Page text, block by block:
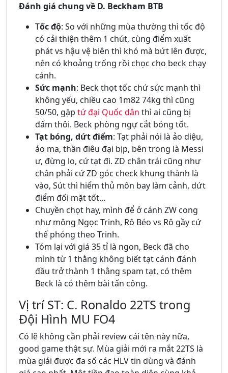
Đánh giá chung về D. Beckham BTB
Tốc độ: So với những mùa thường thì tốc độ
có cải thiện thêm 1 chút, cùng điểm xuất
phát vs hậu vệ biên thì khó mà bứt lên được,
nên có khoảng trống rồi chọc cho beck chạy
cánh.
Sức mạnh: Beck thọt tốc chứ sức mạnh thì
không yếu, chiều cao 1m82 74kg thì cũng
50/50, gặp tứ đại Quốc dân thì ai cũng bị
đấm thôi. Beck phòng ngự cắt bóng tốt.
Tạt bóng, dứt điểm: Tạt phải nói là ảo diệu,
ảo ma, thần điêu đại bịp, bên trong là Messi
ư, đừng lo, cứ tạt đi. ZD chân trái cũng như
chân phải cứ ZD góc check khung thành là
vào, Sút thì hiểm thủ môn bay làm cảnh, dứt
điểm đối mặt tốt…
Chuyền chọt hay, mình để ở cánh ZW cong
như mông Ngọc Trinh, Rô Béo vs Rô gầy cứ
thế phóng theo Trinh.
Tóm lại với giá 35 tỉ là ngon, Beck đã cho
mình từ 1 thằng không biết tạt cánh đánh
đầu trở thành 1 thằng spam tạt, có thêm
Beck là có thêm bài tấn công.
Vị trí ST: C. Ronaldo 22TS trong
Đội Hình MU FO4
Có lẽ không cần phải review cái tên này nữa,
good game thật sự. Mùa giải mới ra mắt 22TS là
mùa giải được đa số các HLV tin dùng và đánh